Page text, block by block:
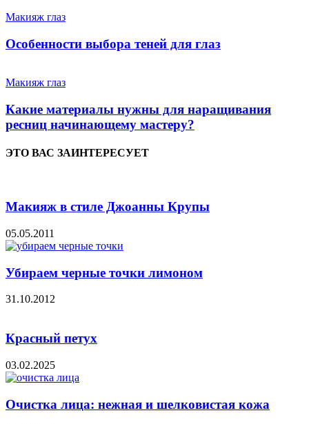
Макияж глаз
Особенности выбора теней для глаз
Макияж глаз
Какие материалы нужны для наращивания
ресниц начинающему мастеру?
ЭТО ВАС ЗАИНТЕРЕСУЕТ
Макияж в стиле Джоанны Крупы
05.05.2011
Убираем черные точки лимоном
31.10.2012
Красный петух
03.02.2025
Очистка лица: нежная и шелковистая кожа